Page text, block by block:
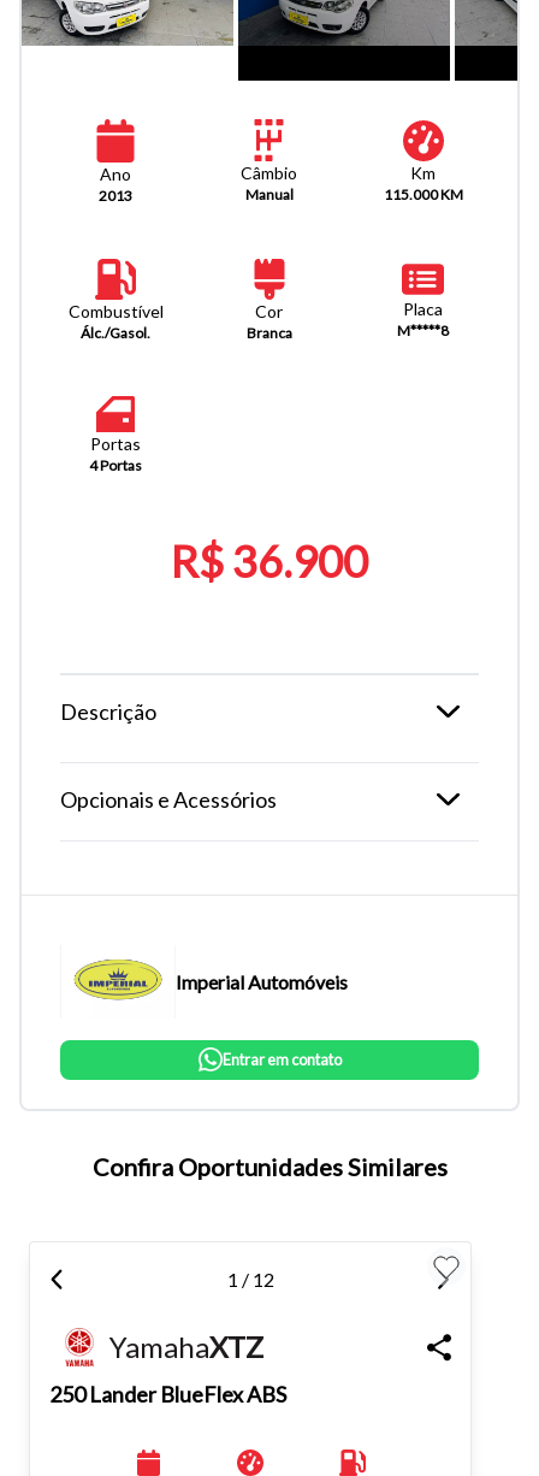
Tamanho do texto
Para aumentar ou diminuir a fonte em nosso site, utilize os
atalhos Ctrl+ (para aumentar) e Ctrl- (para diminuir) no seu
Ano
2013
Câmbio
Manual
Km
115.000 KM
Combustível
Álc./Gasol.
Cor
Branca
Placa
M*****8
Portas
4 Portas
R$ 36.900
Descrição
Opcionais e Acessórios
Imperial Automóveis
Entrar em contato
Confira Oportunidades Similares
1 / 12
YamahaXTZ
250 Lander BlueFlex ABS